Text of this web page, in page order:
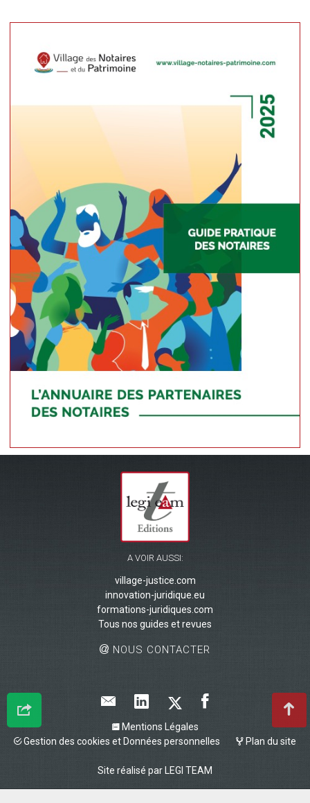
A VOIR AUSSI:
village-justice.com
innovation-juridique.eu
formations-juridiques.com
Tous nos guides et revues
NOUS CONTACTER
Mentions Légales
Gestion des cookies et Données personnelles
Plan du site
Site réalisé par LEGI TEAM